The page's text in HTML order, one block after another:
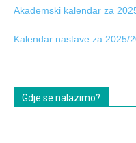
Akademski kalendar za
Kalendar nastave za 2025/
Gdje se nalazimo?